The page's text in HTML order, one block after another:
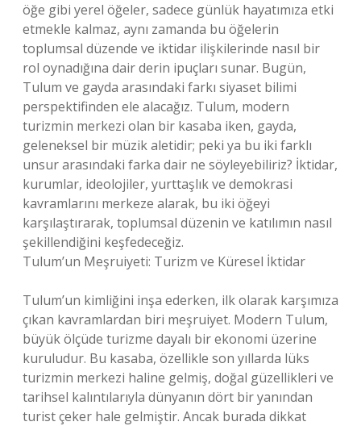
öğe gibi yerel öğeler, sadece günlük hayatımıza etki
etmekle kalmaz, aynı zamanda bu öğelerin
toplumsal düzende ve iktidar ilişkilerinde nasıl bir
rol oynadığına dair derin ipuçları sunar. Bugün,
Tulum ve gayda arasındaki farkı siyaset bilimi
perspektifinden ele alacağız. Tulum, modern
turizmin merkezi olan bir kasaba iken, gayda,
geleneksel bir müzik aletidir; peki ya bu iki farklı
unsur arasındaki farka dair ne söyleyebiliriz? İktidar,
kurumlar, ideolojiler, yurttaşlık ve demokrasi
kavramlarını merkeze alarak, bu iki öğeyi
karşılaştırarak, toplumsal düzenin ve katılımın nasıl
şekillendiğini keşfedeceğiz.
Tulum’un Meşruiyeti: Turizm ve Küresel İktidar
Tulum’un kimliğini inşa ederken, ilk olarak karşımıza
çıkan kavramlardan biri meşruiyet. Modern Tulum,
büyük ölçüde turizme dayalı bir ekonomi üzerine
kuruludur. Bu kasaba, özellikle son yıllarda lüks
turizmin merkezi haline gelmiş, doğal güzellikleri ve
tarihsel kalıntılarıyla dünyanın dört bir yanından
turist çeker hale gelmiştir. Ancak burada dikkat